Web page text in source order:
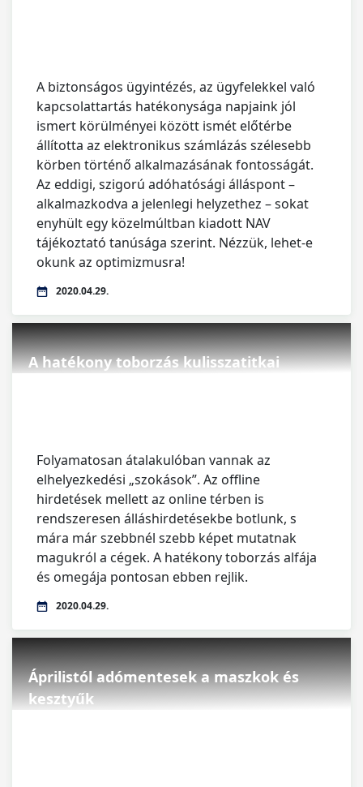
A biztonságos ügyintézés, az ügyfelekkel való
kapcsolattartás hatékonysága napjaink jól
ismert körülményei között ismét előtérbe
állította az elektronikus számlázás szélesebb
körben történő alkalmazásának fontosságát.
Az eddigi, szigorú adóhatósági álláspont –
alkalmazkodva a jelenlegi helyzethez – sokat
enyhült egy közelmúltban kiadott NAV
tájékoztató tanúsága szerint. Nézzük, lehet-e
okunk az optimizmusra!
2020.04.29.
A hatékony toborzás kulisszatitkai
Folyamatosan átalakulóban vannak az
elhelyezkedési „szokások”. Az offline
hirdetések mellett az online térben is
rendszeresen álláshirdetésekbe botlunk, s
mára már szebbnél szebb képet mutatnak
magukról a cégek. A hatékony toborzás alfája
és omegája pontosan ebben rejlik.
2020.04.29.
Áprilistól adómentesek a maszkok és
kesztyűk